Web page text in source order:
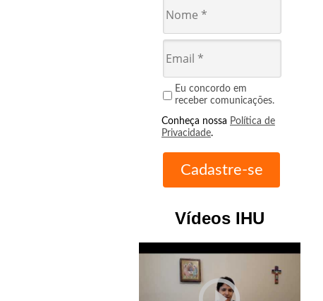
Eu concordo em
receber comunicações.
Conheça nossa Política de
Privacidade.
Vídeos IHU